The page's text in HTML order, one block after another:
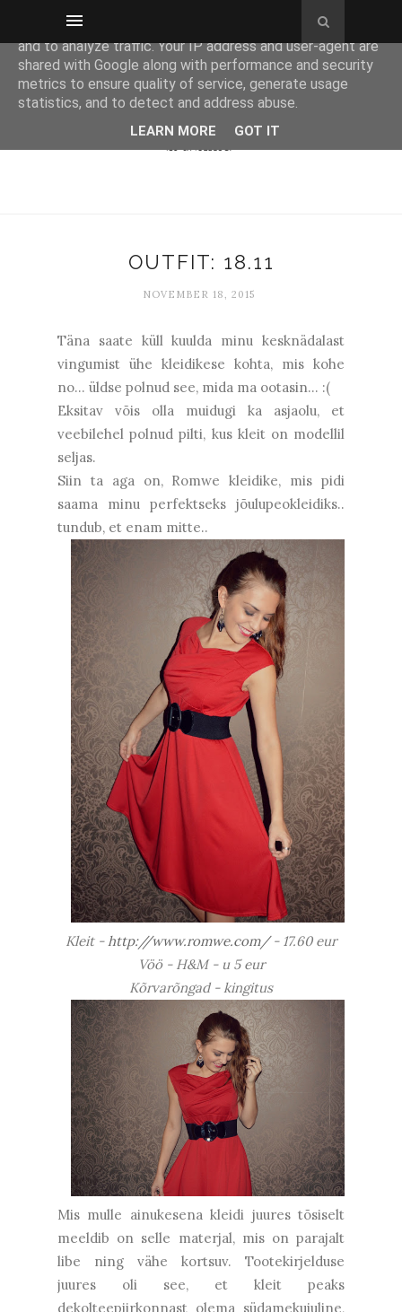
OUTFIT: 18.11
NOVEMBER 18, 2015
Täna saate küll kuulda minu kesknädalast
vingumist ühe kleidikese kohta, mis kohe
no... üldse polnud see, mida ma ootasin... :(
Eksitav võis olla muidugi ka asjaolu, et
veebilehel polnud pilti, kus kleit on modellil
seljas.
Siin ta aga on, Romwe kleidike, mis pidi
saama minu perfektseks jõulupeokleidiks..
tundub, et enam mitte..
Kleit -http://www.romwe.com/- 17.60 eur
Vöö - H&M - u 5 eur
Kõrvarõngad - kingitus
Mis mulle ainukesena kleidi juures tõsiselt
meeldib on selle materjal, mis on parajalt
libe ning vähe kortsuv. Tootekirjelduse
juures oli see, et kleit peaks
dekolteepiirkonnast olema südamekujuline,
This site uses cookies from Google to deliver its services
and to analyze traffic. Your IP address and user-agent are
shared with Google along with performance and security
metrics to ensure quality of service, generate usage
statistics, and to detect and address abuse.
LEARN MORE GOT IT